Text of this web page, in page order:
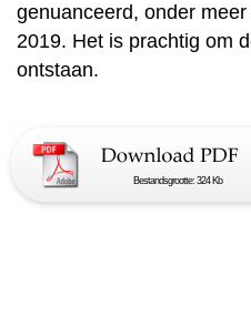
genuanceerd, onder meer
2019. Het is prachtig om
ontstaan.
Bestandsgrootte: 324 Kb